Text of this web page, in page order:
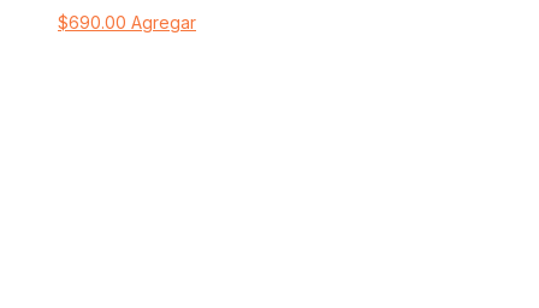
$690.00 Agregar